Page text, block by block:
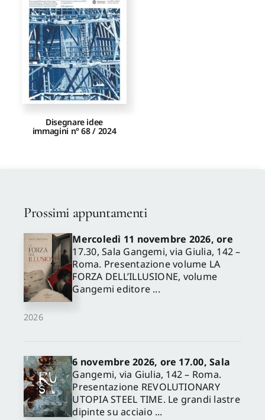
Proposte di pubblicazione
Gangemi Editore
Newsletter
Disegnare idee
immagini n° 68 / 2024
Prossimi appuntamenti
2026
Mercoledì 11 novembre 2026, ore
17.30, Sala Gangemi, via Giulia, 142 –
Roma. Presentazione volume LA
FORZA DELL’ILLUSIONE, volume
Gangemi editore ...
6 novembre 2026, ore 17.00, Sala
Gangemi, via Giulia, 142 – Roma.
Presentazione REVOLUTIONARY
UTOPIA STEEL TIME. Le grandi lastre
dipinte su acciaio ...